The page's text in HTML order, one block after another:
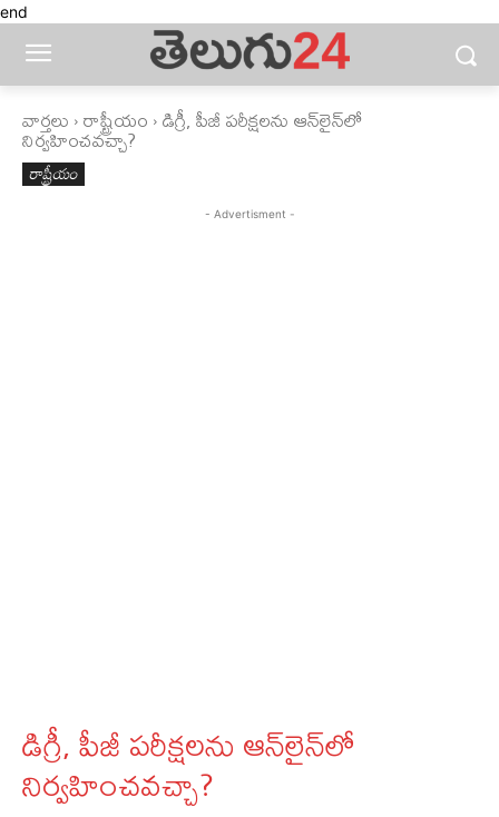
end
వార్తలు రాష్ట్రీయం డిగ్రీ, పీజీ పరీక్షలను ఆన్‌లైన్‌లో
నిర్వహించవచ్చా?
రాష్ట్రీయం
- Advertisment -
డిగ్రీ, పీజీ పరీక్షలను ఆన్‌లైన్‌లో
నిర్వహించవచ్చా?